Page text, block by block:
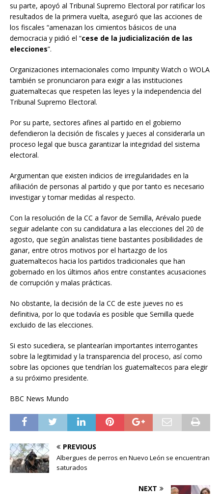
su parte, apoyó al Tribunal Supremo Electoral por ratificar los
resultados de la primera vuelta, aseguró que las acciones de
los fiscales “amenazan los cimientos básicos de una
democracia y pidió el “cese de la judicialización de las
elecciones”.
Organizaciones internacionales como Impunity Watch o WOLA
también se pronunciaron para exigir a las instituciones
guatemaltecas que respeten las leyes y la independencia del
Tribunal Supremo Electoral.
Por su parte, sectores afines al partido en el gobierno
defendieron la decisión de fiscales y jueces al considerarla un
proceso legal que busca garantizar la integridad del sistema
electoral.
Argumentan que existen indicios de irregularidades en la
afiliación de personas al partido y que por tanto es necesario
investigar y tomar medidas al respecto.
Con la resolución de la CC a favor de Semilla, Arévalo puede
seguir adelante con su candidatura a las elecciones del 20 de
agosto, que según analistas tiene bastantes posibilidades de
ganar, entre otros motivos por el hartazgo de los
guatemaltecos hacia los partidos tradicionales que han
gobernado en los últimos años entre constantes acusaciones
de corrupción y malas prácticas.
No obstante, la decisión de la CC de este jueves no es
definitiva, por lo que todavía es posible que Semilla quede
excluido de las elecciones.
Si esto sucediera, se plantearían importantes interrogantes
sobre la legitimidad y la transparencia del proceso, así como
sobre las opciones que tendrían los guatemaltecos para elegir
a su próximo presidente.
BBC News Mundo
PREVIOUS
Albergues de perros en Nuevo León se encuentran
saturados
NEXT